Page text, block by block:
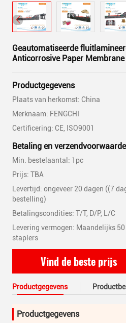
Geautomatiseerde
Anticorrosive Paper
Productgegevens
Plaats van herkomst: China
Merknaam: FENGCHI
Certificering: CE, ISO9001
Betaling en
Min. bestelaantal: 1pc
Prijs: TBA
Levertijd: ongeveer 20 dagen ((7
bestelling)
Betalingscondities: T/T, D/P, L/C
Levering vermogen: Maandelijks
staplers
Vind de beste prijs
Productgegevens
Productgegevens